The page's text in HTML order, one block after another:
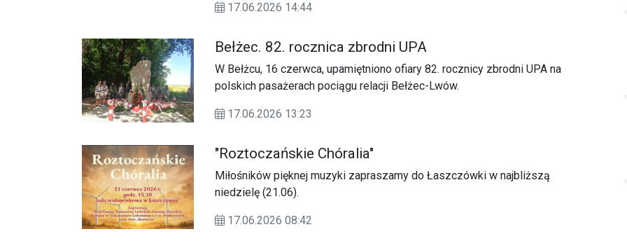
Piaseckiego”. Projekt dofinansowano ze środków Ministerstwa Kultury i
17.06.2026 14:44
Bełżec. 82. rocznica zbrodni UPA
W Bełżcu, 16 czerwca, upamiętniono ofiary 82. rocznicy zbrodni UPA na
polskich pasażerach pociągu relacji Bełżec-Lwów.
17.06.2026 13:23
"Roztoczańskie Chóralia"
Miłośników pięknej muzyki zapraszamy do Łaszczówki w najbliższą
niedzielę (21.06).
17.06.2026 08:42